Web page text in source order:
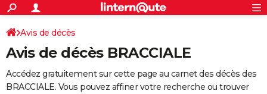
ACTUALITÉS
Politique
Société
Faits Divers
Education
Monde
Villes
+
SPORT
Coupe du monde 2026
Football
Tennis
Cyclisme
Rugby
Forum
Programme TV
TNT
Streaming
Cinéma
Sorties cinéma
Musique
+
FINANCE
Avis de décès
Avis de décès BRACCIALE
Accédez gratuitement sur cette page au carnet des décès des
BRACCIALE. Vous pouvez affiner votre recherche ou trouver